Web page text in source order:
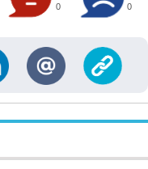
0 0